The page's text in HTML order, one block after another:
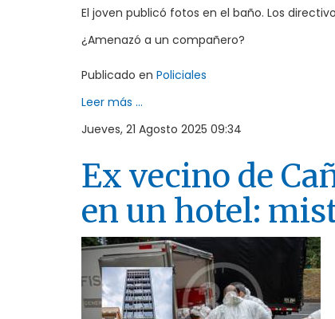
El joven publicó fotos en el baño. Los
¿Amenazó a un compañero?
Publicado en Policiales
Leer más ...
Jueves, 21 Agosto 2025 09:34
Ex vecino de
en un hotel: